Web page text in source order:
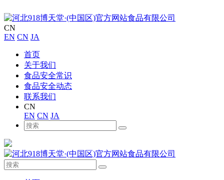
CN
EN CN JA
首页
关于我们
食品安全常识
食品安全动态
联系我们
CN
EN CN JA